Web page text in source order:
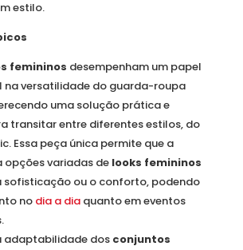
estilo.
femininos desempenham um papel
na versatilidade do guarda-roupa
uma solução prática e
transitar entre diferentes estilos, do
Essa peça única permite que a
opções variadas de looks femininos
sofisticação ou o conforto, podendo
no dia a diaquanto em eventos
adaptabilidade dos conjuntos